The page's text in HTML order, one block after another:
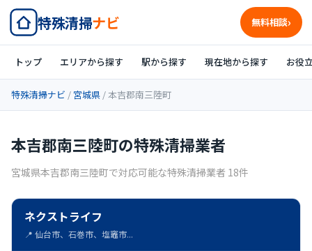
特殊清掃ナビ 無料相談
トップ エリアから探す 駅から探す 現在地から探す お役
特殊清掃ナビ / 宮城県 / 本吉郡南三陸町
本吉郡南三陸町の特殊清掃業者
宮城県本吉郡南三陸町で対応可能な特殊清掃業者 18件
ネクストライフ
📍 仙台市、石巻市、塩竈市...